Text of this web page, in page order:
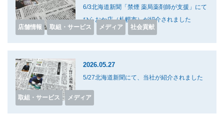
6/3北海道新聞「禁煙 薬局薬剤師が支援」にて
ひらおか店（札幌市）が紹介されました
店舗情報
取組・サービス メディア 社会貢献
2026.05.27
5/27北海道新聞にて、当社が紹介されました
取組・サービス メディア